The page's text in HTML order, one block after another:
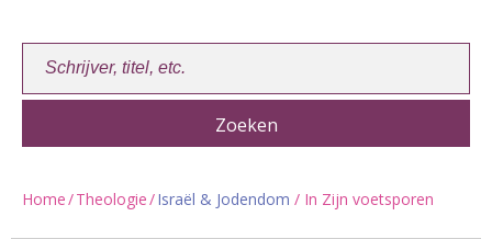
Home/Theologie/Israël & Jodendom / In Zijn voetsporen